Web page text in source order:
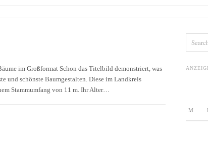
im Großformat Schon das Titelbild demonstriert, was
und schönste Baumgestalten. Diese im Landkreis
Stammumfang von 11 m. Ihr Alter…
M